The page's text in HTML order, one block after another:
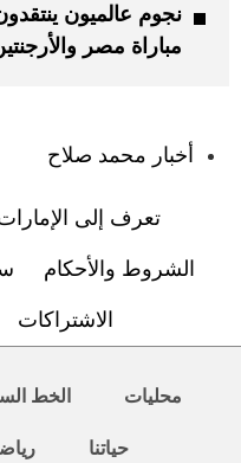
نجوم عالميون
مباراة مصر
أخبار محمد صلاح
تعرف إلى
الشروط والأحكام
الاشتراكات
محليات الخط
حياتنا